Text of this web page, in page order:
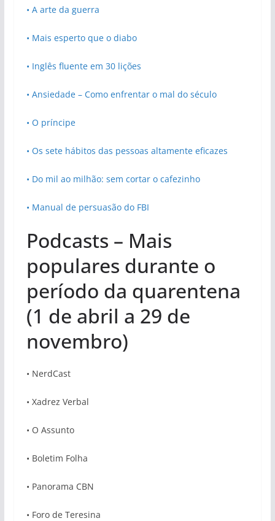
• A arte da guerra
• Mais esperto que o diabo
• Inglês fluente em 30 lições
• Ansiedade – Como enfrentar o mal do século
• O príncipe
• Os sete hábitos das pessoas altamente eficazes
• Do mil ao milhão: sem cortar o cafezinho
• Manual de persuasão do FBI
Podcasts – Mais
populares durante o
período da quarentena
(1 de abril a 29 de
novembro)
• NerdCast
• Xadrez Verbal
• O Assunto
• Boletim Folha
• Panorama CBN
• Foro de Teresina